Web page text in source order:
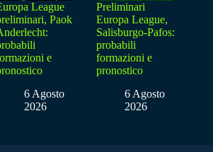
League
Paok
e
6 Agosto
2026
Preliminari
Europa League,
Salisburgo-Pafos:
probabili
formazioni e
pronostico
6 Agosto
2026